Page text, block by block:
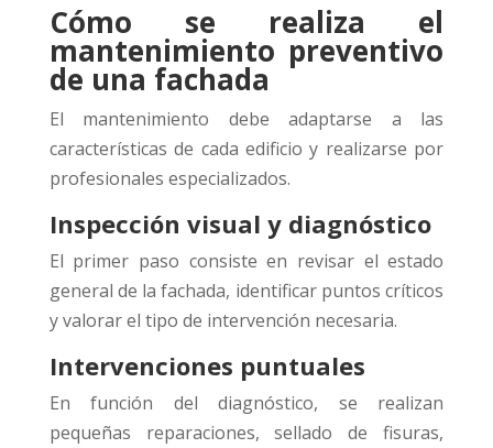
Cómo se realiza el
mantenimiento preventivo
de una fachada
El mantenimiento debe adaptarse a las
características de cada edificio y realizarse por
profesionales especializados.
Inspección visual y diagnóstico
El primer paso consiste en revisar el estado
general de la fachada, identificar puntos críticos
y valorar el tipo de intervención necesaria.
Intervenciones puntuales
En función del diagnóstico, se realizan
pequeñas reparaciones, sellado de fisuras,